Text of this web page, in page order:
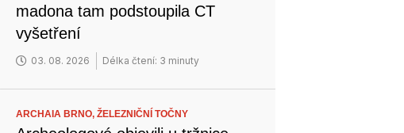
madona tam podstoupila CT
vyšetření
03. 08. 2026 Délka čtení: 3 minuty
ARCHAIA BRNO,ŽELEZNIČNÍ TOČNY